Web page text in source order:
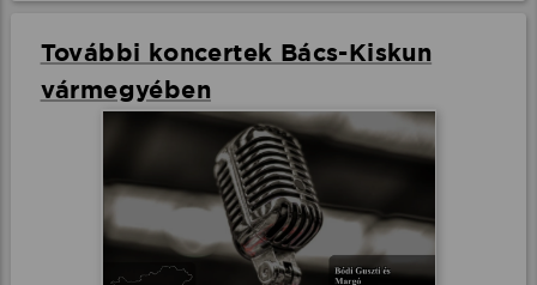
További koncertek Bács-Kiskun
vármegyében